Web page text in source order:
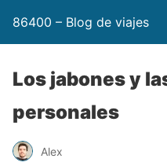
86400 – Blog de viajes
Los jabones y
personales
Alex